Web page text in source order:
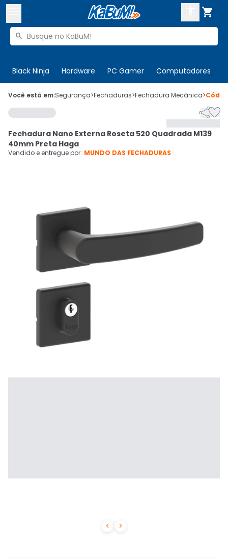

Buscar produtos

Black Ninja Hardware PC Gamer Computadores
 Olá. Acesse sua conta
 Departamentos
Cupons
CADASTRE-SE
Você está em:Segurança>Fechaduras>Fechadura Mecânica>
 

Fechadura Nano Externa Roseta 520 Quadrada M139
40mm Preta Haga
Vendido e entregue por: MUNDO DAS FECHADURAS